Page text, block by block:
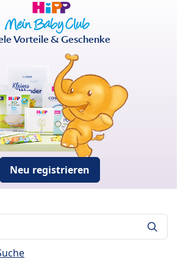
Vorteile & Geschenke
Neu registrieren